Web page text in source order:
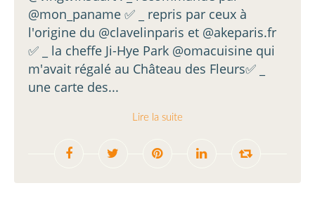
@mon_paname ✅️ _ repris par ceux à
l'origine du @clavelinparis et @akeparis.fr
✅️ _ la cheffe Ji-Hye Park @omacuisine qui
m'avait régalé au Château des Fleurs✅️ _
une carte des...
Lire la suite